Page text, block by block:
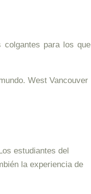
para los que
West Vancouver
estudiantes del
la experiencia de